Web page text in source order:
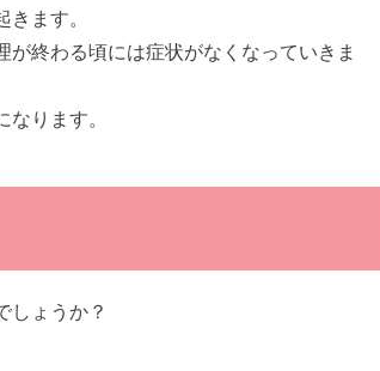
ます。
終わる頃には症状がなくなっていきま
ります。
しょうか？